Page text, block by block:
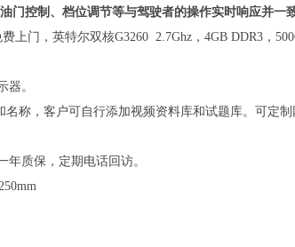
门控制、档位调节等与驾驶者的操作实时响应并一
上门，英特尔双核G3260 2.7Ghz，4GB DDR3，
器。
名称，客户可自行添加视频资料库和试题库。可定
质保，定期电话回访。